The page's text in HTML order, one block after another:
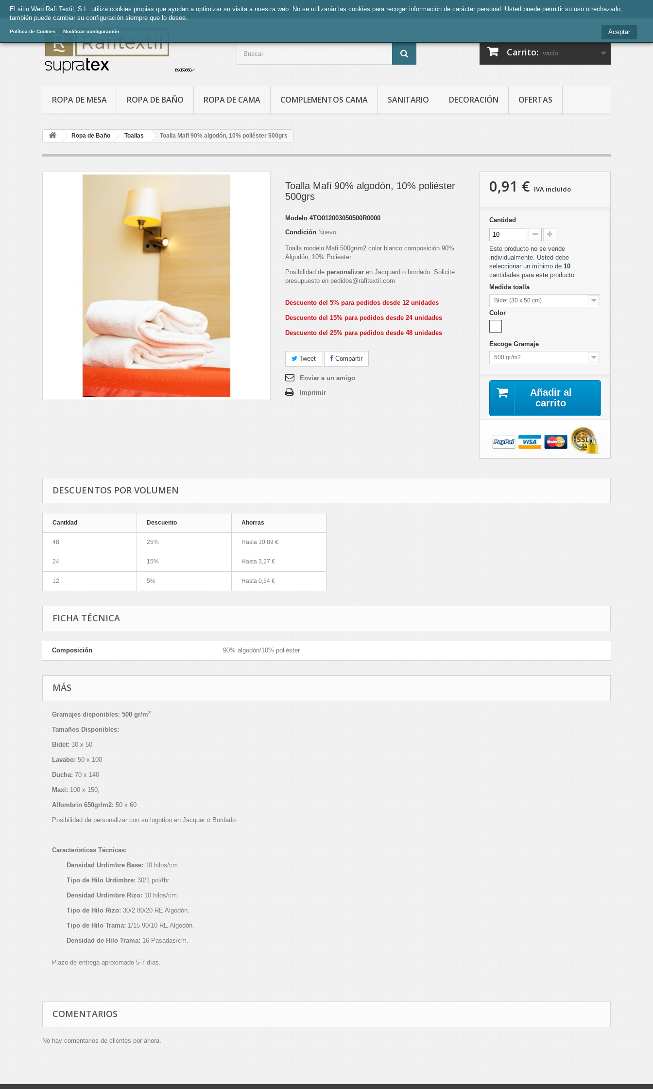
Iniciar sesión
Contacte con nosotros
Llámanos ahora:957 13 44 66
Carrito: vacío
ROPA DE MESA ROPA DE BAÑO ROPA DE CAMA COMPLEMENTOS CAMA SANITARIO DECORACIÓN OFERTAS
Ropa de Baño Toallas Toalla Mafi 90% algodón, 10% poliéster 500grs
Toalla Mafi 90% algodón, 10% poliéster
500grs
Modelo 4TO012003050500R0000
Condición Nuevo
Toalla modelo Mafi 500gr/m2 color blanco composición 90%
Algodón, 10% Poliester.
Posibilidad de personalizar en Jacquard o bordado. Solicite
presupuesto en pedidos@rafitextil.com
Descuento del 5% para pedidos desde 12 unidades
Descuento del 15% para pedidos desde 24 unidades
Descuento del 25% para pedidos desde 48 unidades
Tweet Compartir
Enviar a un amigo
Imprimir
0,91 € IVA incluído
Cantidad
Este producto no se vende
individualmente. Usted debe
seleccionar un mínimo de 10
cantidades para este producto.
Medida toalla
Bidet (30 x 50 cm)
Color
Escoge Gramaje
500 gr/m2
Añadir al
carrito
DESCUENTOS POR VOLUMEN
Cantidad Descuento Ahorras
48 25% Hasta 10,89 €
24 15% Hasta 3,27 €
12 5% Hasta 0,54 €
FICHA TÉCNICA
Composición 90% algodón/10% poliéster
MÁS
Gramajes disponibles: 500 gr/m2
Tamaños Disponibles:
Bidet: 30 x 50
Lavabo: 50 x 100
Ducha: 70 x 140
Maxi: 100 x 150,
Alfombrin 650gr/m2: 50 x 60
Posibilidad de personalizar con su logotipo en Jacquar o Bordado
Características Técnicas:
Densidad Urdimbre Base: 10 hilos/cm.
Tipo de Hilo Urdimbre: 30/1 pol/fbr.
Densidad Urdimbre Rizo: 10 hilos/cm.
Tipo de Hilo Rizo: 30/2 80/20 RE Algodón.
Tipo de Hilo Trama: 1/15 90/10 RE Algodón.
Densidad de Hilo Trama: 16 Pasadas/cm.
Plazo de entrega aproximado 5-7 días.
COMENTARIOS
No hay comentarios de clientes por ahora.
El sitio Web Rafi Textil, S.L: utiliza cookies propias que ayudan a optimizar su visita a nuestra web. No se utilizarán las cookies para recoger información de carácter personal. Usted puede permitir su uso o rechazarlo,
también puede cambiar su configuración siempre que lo desee.
Política de Cookies Modificar configuración Aceptar